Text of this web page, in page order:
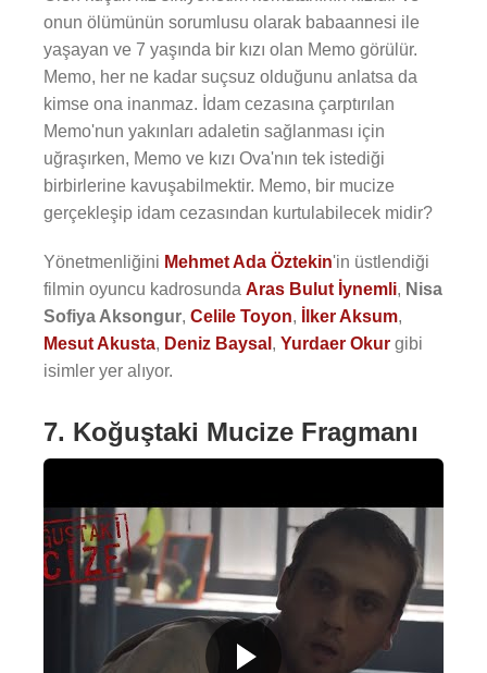
onun ölümünün sorumlusu olarak babaannesi ile
yaşayan ve 7 yaşında bir kızı olan Memo görülür.
Memo, her ne kadar suçsuz olduğunu anlatsa da
kimse ona inanmaz. İdam cezasına çarptırılan
Memo'nun yakınları adaletin sağlanması için
uğraşırken, Memo ve kızı Ova'nın tek istediği
birbirlerine kavuşabilmektir. Memo, bir mucize
gerçekleşip idam cezasından kurtulabilecek midir?
Yönetmenliğini Mehmet Ada Öztekin'in üstlendiği
filmin oyuncu kadrosunda Aras Bulut İynemli, Nisa
Sofiya Aksongur, Celile Toyon, İlker Aksum,
Mesut Akusta, Deniz Baysal , Yurdaer Okur gibi
isimler yer alıyor.
7. Koğuştaki Mucize Fragmanı